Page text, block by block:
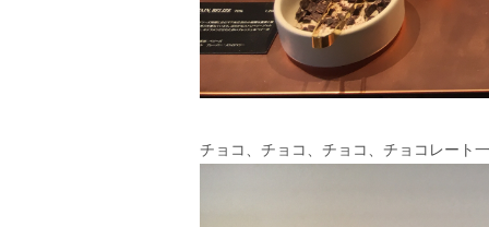
チョコ、チョコ、チョコ、チョコレー